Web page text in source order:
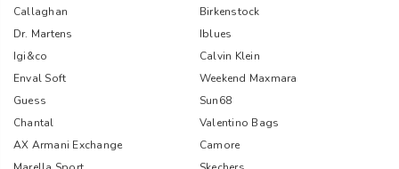
Callaghan
Birkenstock
Dr. Martens
Iblues
Igi&co
Calvin Klein
Enval Soft
Weekend Maxmara
Guess
Sun68
Chantal
Valentino Bags
AX Armani Exchange
Camore